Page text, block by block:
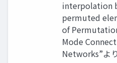
interpolation
permuted
of
Mode
Networks”よ